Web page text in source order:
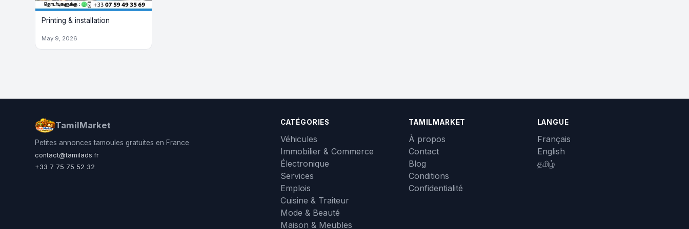
Printing & installation
May 9, 2026
TamilMarket
Petites annonces tamoules gratuites en France
contact@tamilads.fr
+33 7 75 75 52 32
CATÉGORIES
Véhicules
Immobilier & Commerce
Électronique
Services
Emplois
Cuisine & Traiteur
Mode & Beauté
Maison & Meubles
TAMILMARKET
À propos
Contact
Blog
Conditions
Confidentialité
LANGUE
Français
English
தமிழ்